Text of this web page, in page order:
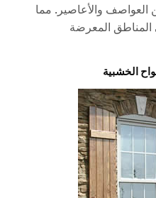
العواصف والأعاصير. مما
المناطق المعرضة